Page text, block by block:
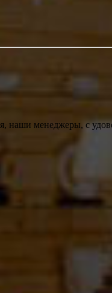
наши менеджеры, с